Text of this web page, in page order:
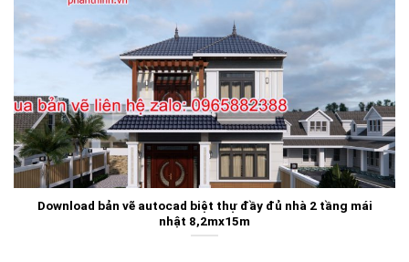
Download bản vẽ autocad biệt thự đầy đủ nhà 2 tầng mái
nhật 8,2mx15m